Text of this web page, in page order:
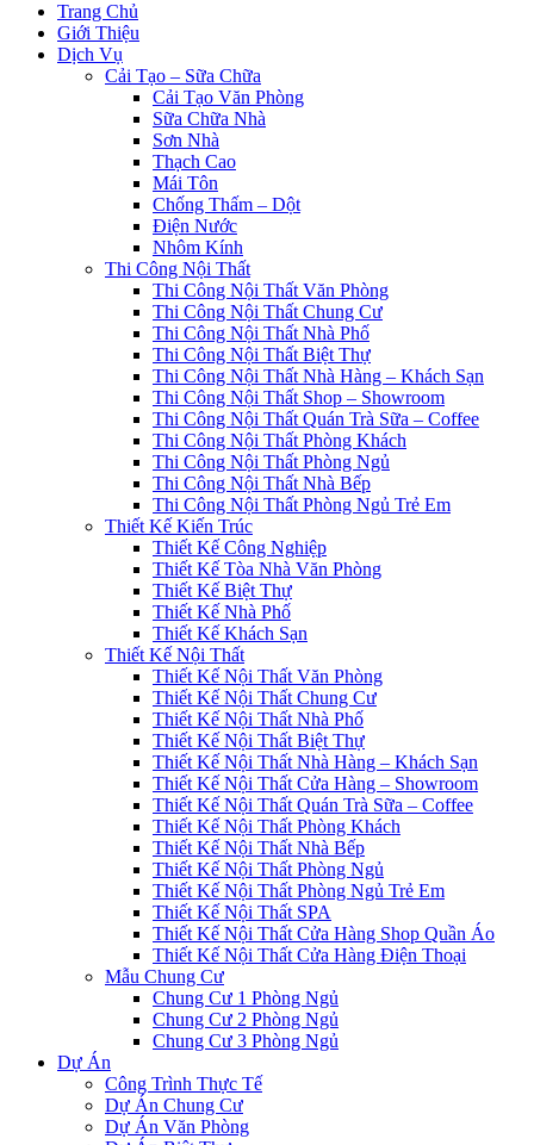
Trang Chủ
Giới Thiệu
Dịch Vụ
Cải Tạo – Sữa Chữa
Cải Tạo Văn Phòng
Sữa Chữa Nhà
Sơn Nhà
Thạch Cao
Mái Tôn
Chống Thấm – Dột
Điện Nước
Nhôm Kính
Thi Công Nội Thất
Thi Công Nội Thất Văn Phòng
Thi Công Nội Thất Chung Cư
Thi Công Nội Thất Nhà Phố
Thi Công Nội Thất Biệt Thự
Thi Công Nội Thất Nhà Hàng – Khách Sạn
Thi Công Nội Thất Shop – Showroom
Thi Công Nội Thất Quán Trà Sữa – Coffee
Thi Công Nội Thất Phòng Khách
Thi Công Nội Thất Phòng Ngủ
Thi Công Nội Thất Nhà Bếp
Thi Công Nội Thất Phòng Ngủ Trẻ Em
Thiết Kế Kiến Trúc
Thiết Kế Công Nghiệp
Thiết Kế Tòa Nhà Văn Phòng
Thiết Kế Biệt Thự
Thiết Kế Nhà Phố
Thiết Kế Khách Sạn
Thiết Kế Nội Thất
Thiết Kế Nội Thất Văn Phòng
Thiết Kế Nội Thất Chung Cư
Thiết Kế Nội Thất Nhà Phố
Thiết Kế Nội Thất Biệt Thự
Thiết Kế Nội Thất Nhà Hàng – Khách Sạn
Thiết Kế Nội Thất Cửa Hàng – Showroom
Thiết Kế Nội Thất Quán Trà Sữa – Coffee
Thiết Kế Nội Thất Phòng Khách
Thiết Kế Nội Thất Nhà Bếp
Thiết Kế Nội Thất Phòng Ngủ
Thiết Kế Nội Thất Phòng Ngủ Trẻ Em
Thiết Kế Nội Thất SPA
Thiết Kế Nội Thất Cửa Hàng Shop Quần Áo
Thiết Kế Nội Thất Cửa Hàng Điện Thoại
Mẫu Chung Cư
Chung Cư 1 Phòng Ngủ
Chung Cư 2 Phòng Ngủ
Chung Cư 3 Phòng Ngủ
Dự Án
Công Trình Thực Tế
Dự Án Chung Cư
Dự Án Văn Phòng